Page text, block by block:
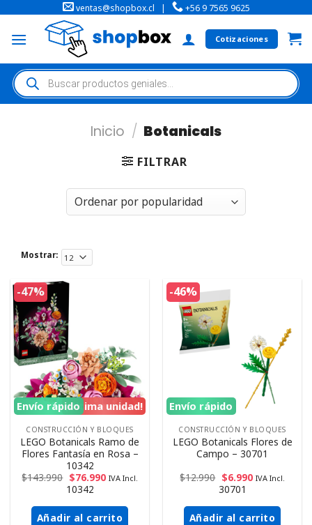
ventas@shopbox.cl | +56 9 7565 9625
Cotizaciones
Inicio / Botanicals
FILTRAR
Mostrar:
-47%
¡Ultima unidad!
Envío rápido
CONSTRUCCIÓN Y BLOQUES
LEGO Botanicals Ramo de
Flores Fantasía en Rosa –
10342
$143.990 $76.990 IVA Incl.
10342
Añadir al carrito
-46%
Envío rápido
CONSTRUCCIÓN Y BLOQUES
LEGO Botanicals Flores de
Campo – 30701
$12.990 $6.990 IVA Incl.
30701
Añadir al carrito